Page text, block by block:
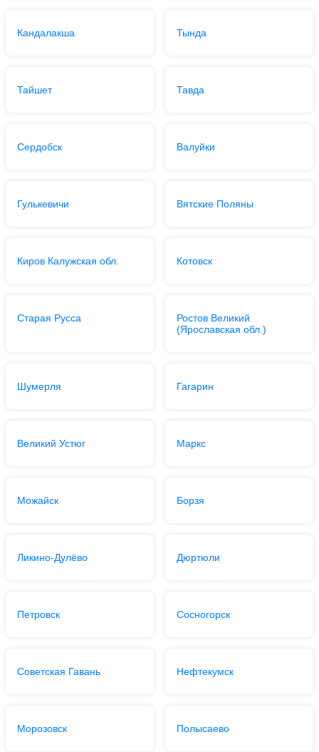
Кандалакша Тында
Тайшет Тавда
Сердобск Валуйки
Гулькевичи Вятские Поляны
Киров Калужская обл. Котовск
Старая Русса
Ростов Великий
(Ярославская обл.)
Шумерля Гагарин
Великий Устюг Маркс
Можайск Борзя
Ликино-Дулёво Дюртюли
Петровск Сосногорск
Советская Гавань Нефтекумск
Морозовск Полысаево